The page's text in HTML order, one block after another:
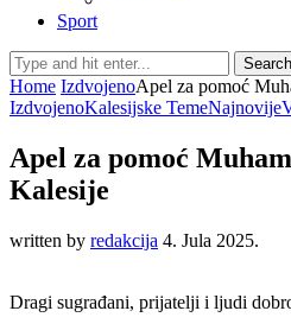
Sport
Search
Home IzdvojenoApel za pomoć
IzdvojenoKalesijske TemeNajnovije
Apel za pomoć
Kalesije
written by redakcija 4. Jula 2025.
Dragi sugrađani, prijatelji i ljudi